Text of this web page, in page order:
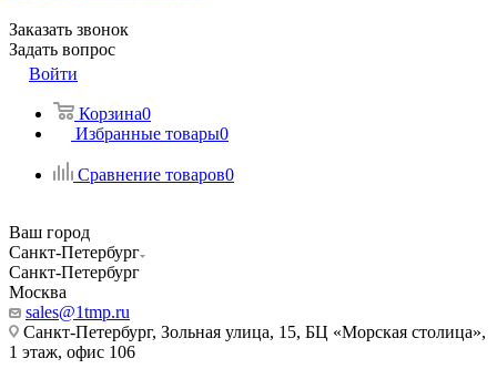
Заказать звонок
Задать вопрос
Войти
Корзина0
Избранные товары0
Сравнение товаров0
Ваш город
Санкт-Петербург
Санкт-Петербург
Москва
sales@1tmp.ru
Санкт-Петербург, Зольная улица, 15, БЦ «Морская столица»,
1 этаж, офис 106